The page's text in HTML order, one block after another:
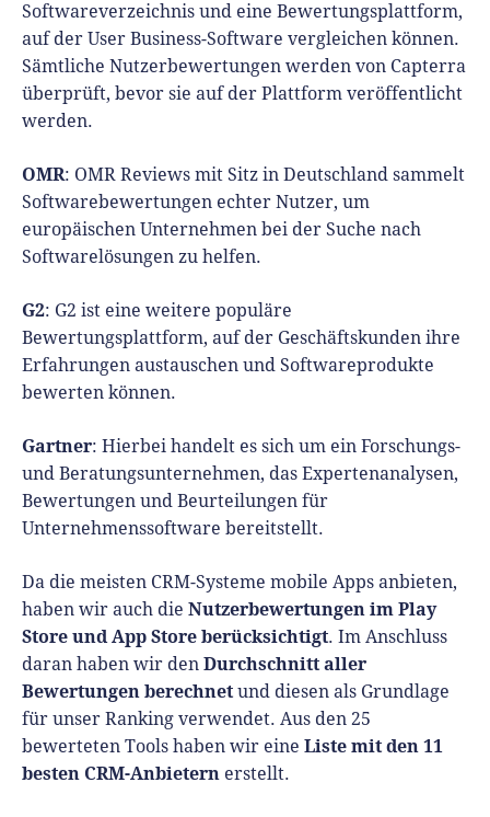
Softwareverzeichnis und eine Bewertungsplattform,
auf der User Business-Software vergleichen können.
Sämtliche Nutzerbewertungen werden von Capterra
überprüft, bevor sie auf der Plattform veröffentlicht
werden.
OMR: OMR Reviews mit Sitz in Deutschland sammelt
Softwarebewertungen echter Nutzer, um
europäischen Unternehmen bei der Suche nach
Softwarelösungen zu helfen.
G2: G2 ist eine weitere populäre
Bewertungsplattform, auf der Geschäftskunden ihre
Erfahrungen austauschen und Softwareprodukte
bewerten können.
Gartner: Hierbei handelt es sich um ein Forschungs-
und Beratungsunternehmen, das Expertenanalysen,
Bewertungen und Beurteilungen für
Unternehmenssoftware bereitstellt.
Da die meisten CRM-Systeme mobile Apps anbieten,
haben wir auch die Nutzerbewertungen im Play
Store und App Store berücksichtigt. Im Anschluss
daran haben wir den Durchschnitt aller
Bewertungen berechnet und diesen als Grundlage
für unser Ranking verwendet. Aus den 25
bewerteten Tools haben wir eine Liste mit den 11
besten CRM-Anbietern erstellt.